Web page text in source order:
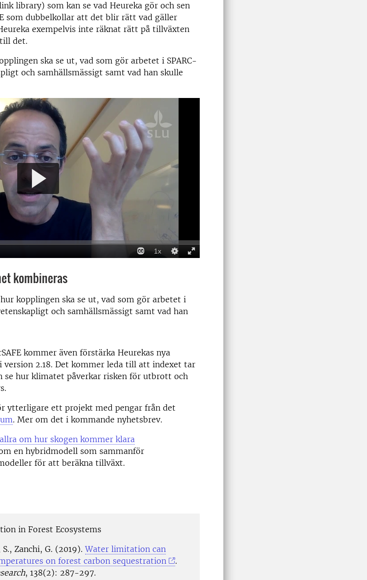
library) som kan se vad Heureka gör och sen
som dubbelkollar att det blir rätt vad gäller
exempelvis inte räknat rätt på tillväxten
det.
ska se ut, vad som gör arbetet i SPARC-
och samhällsmässigt samt vad han skulle
kombineras
kopplingen ska se ut, vad som gör arbetet i
och samhällsmässigt samt vad han
kommer även förstärka Heurekas nya
version 2.18. Det kommer leda till att indexet tar
se hur klimatet påverkar risken för utbrott och
ytterligare ett projekt med pengar från det
. Mer om det i kommande nyhetsbrev.
om hur skogen kommer klara
en hybridmodell som sammanför
för att beräkna tillväxt.
in Forest Ecosystems
Zanchi, G. (2019).Water limitation can
on forest carbon sequestration
.
, 138(2): 287-297.